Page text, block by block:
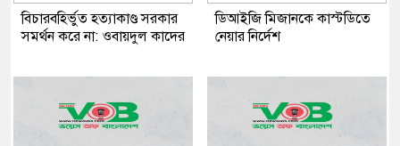
বিচারবহির্ভুত হত্যাকাণ্ড সরকার
সমর্থন করে না: ওবায়দুল কাদের
ডিআইজি মিজানকে কাস্টডিতে
নেয়ার নির্দেশ